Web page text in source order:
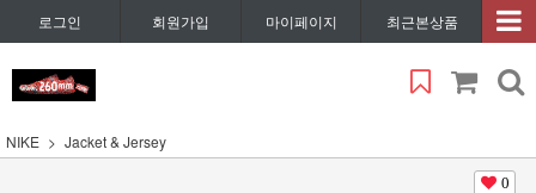
로그인 회원가입 마이페이지 최근본상품
NIKE Jacket & Jersey
0